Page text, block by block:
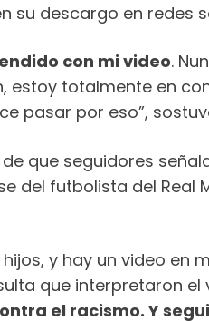
su descargo en redes
con mi video.
estoy totalmente en
pasar por eso”,
que seguidores
del futbolista del Real
y hay un video en
que interpretaron
el racismo. Y